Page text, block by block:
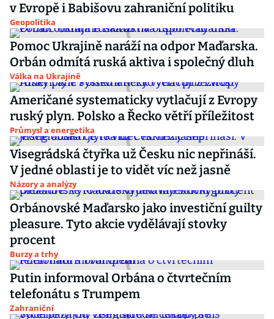
v Evropě i Babišovu zahraniční politiku
Geopolitika
Pomoc Ukrajině naráží na odpor Maďarska.
Orbán odmítá ruská aktiva i společný dluh
Válka na Ukrajině
Američané systematicky vytlačují z Evropy
ruský plyn. Polsko a Řecko větří příležitost
Průmysl a energetika
Visegrádská čtyřka už Česku nic nepřináší.
V jedné oblasti je to vidět víc než jasně
Názory a analýzy
Orbánovské Maďarsko jako investiční guilty
pleasure. Tyto akcie vydělávají stovky
procent
Burzy a trhy
Putin informoval Orbána o čtvrtečním
telefonátu s Trumpem
Zahraniční